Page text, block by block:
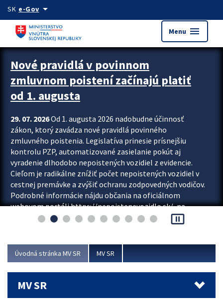
Preskocit na hlavný obsah
SK e-Govarrow_drop_down
Menu menu
Zastavit automatický posun upútavok
Nové pravidlá v povinnom
zmluvnom poistení začínajú platiť
od 1. augusta
29. 07. 2026Od 1. augusta 2026 nadobudne účinnosť
zákon, ktorý zavádza nové pravidlá povinného
zmluvného poistenia. Legislatíva prinesie prísnejšiu
kontrolu PZP, automatizované zasielanie pokút aj
vyradenie dlhodobo nepoistených vozidiel z evidencie.
Cieľom je radikálne znížiť počet nepoistených vozidiel v
cestnej premávke a zvýšiť ochranu zodpovedných vodičov.
Podrobné informácie nájdu občania na oficiálnom
webovom portáli https://nepoistenevozidlo.sk/, na
ktorom od augusta pribudne aj možnosť overiť si...
pause_presentation
Úvodná stránka MV SR MV SR
MV SR